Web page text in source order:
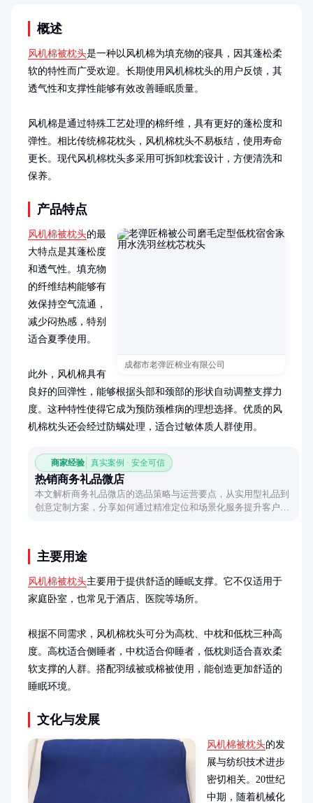
概述
风机棉被枕头是一种以风机棉为填充物的寝具，因其蓬松柔
软的特性而广受欢迎。长期使用风机棉枕头的用户反馈，其
透气性和支撑性能够有效改善睡眠质量。
风机棉是通过特殊工艺处理的棉纤维，具有更好的蓬松度和
弹性。相比传统棉花枕头，风机棉枕头不易板结，使用寿命
更长。现代风机棉枕头多采用可拆卸枕套设计，方便清洗和
保养。
产品特点
成都市老弹匠棉业有限公司
风机棉被枕头的最
大特点是其蓬松度
和透气性。填充物
的纤维结构能够有
效保持空气流通，
减少闷热感，特别
适合夏季使用。
此外，风机棉具有
良好的回弹性，能够根据头部和颈部的形状自动调整支撑力
度。这种特性使得它成为预防颈椎病的理想选择。优质的风
机棉枕头还会经过防螨处理，适合过敏体质人群使用。
商家经验 真实案例 · 安全可信
热销商务礼品微店
本文解析商务礼品微店的选品策略与运营要点，从实用型礼品到
创意定制方案，分享如何通过精准定位和场景化服务提升客户满
主要用途
风机棉被枕头主要用于提供舒适的睡眠支撑。它不仅适用于
家庭卧室，也常见于酒店、医院等场所。
根据不同需求，风机棉枕头可分为高枕、中枕和低枕三种高
度。高枕适合侧睡者，中枕适合仰睡者，低枕则适合喜欢柔
软支撑的人群。搭配羽绒被或棉被使用，能创造更加舒适的
睡眠环境。
文化与发展
风机棉被枕头的发
展与纺织技术进步
密切相关。20世纪
中期，随着机械化